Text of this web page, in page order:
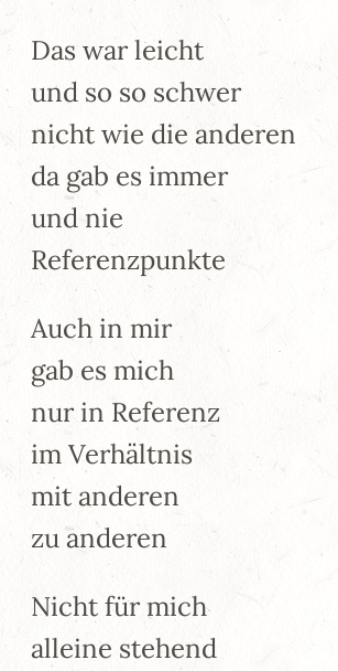
Das war leicht
und so so schwer
nicht wie die anderen
da gab es immer
und nie
Referenzpunkte
Auch in mir
gab es mich
nur in Referenz
im Verhältnis
mit anderen
zu anderen
Nicht für mich
alleine stehend